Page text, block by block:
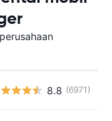
8.8 (6971)